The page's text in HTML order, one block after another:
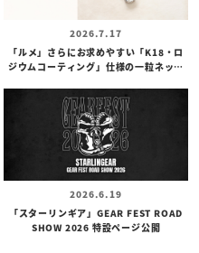
2026.7.17
「ルメ」さらにお求めやすい「K18・ロ
ジウムコーティング」仕様の一粒ネック
2026.6.19
「スターリンギア」GEAR FEST ROAD
SHOW 2026 特設ページ公開